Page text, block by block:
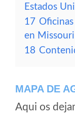
Estados
17
en
18
MAPA DE
Aqui os